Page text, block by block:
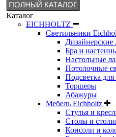
ПОЛНЫЙ КАТАЛОГ
Каталог
EICHHOLTZ
Светильники
Бра и
Настольные
Потолочные
Подсветка для
Торшеры
Абажуры
Мебель Eichholtz
Стулья и
Столы и
Консоли и